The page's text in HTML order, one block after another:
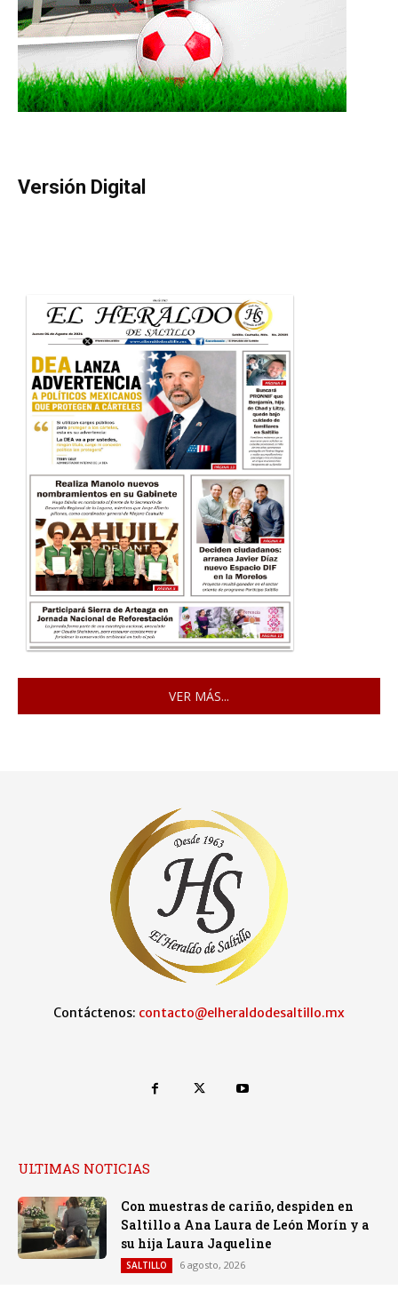
Versión Digital
VER MÁS...
Contáctenos: contacto@elheraldodesaltillo.mx
ULTIMAS NOTICIAS
Con muestras de cariño, despiden en
Saltillo a Ana Laura de León Morín y a
su hija Laura Jaqueline
SALTILLO 6 agosto, 2026